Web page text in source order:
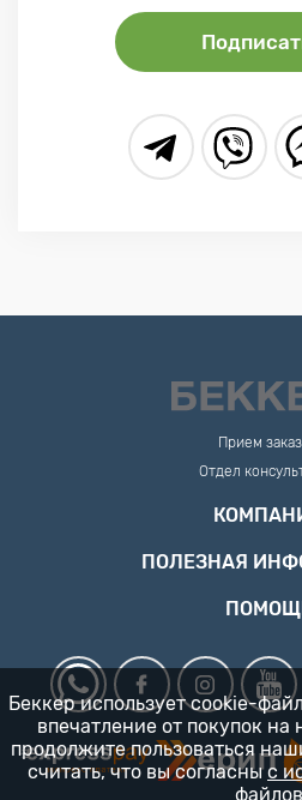
Прием
Отдел
ПОЛЕЗНАЯ
Беккер использует cookie-
впечатление от покупок
продолжите пользоваться
считать, что вы согласны с
файлов